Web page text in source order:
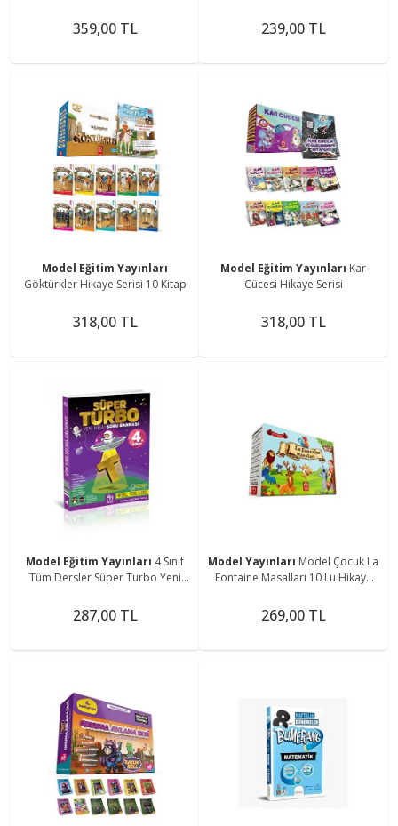
359,00 TL 239,00 TL
Model Eğitim Yayınları
Göktürkler Hikaye Serisi 10 Kitap
318,00 TL
Model Eğitim Yayınları Kar
Cücesi Hikaye Serisi
318,00 TL
Model Eğitim Yayınları 4 Sınıf
Tüm Dersler Süper Turbo Yeni
2025
287,00 TL
Model Yayınları Model Çocuk La
Fontaine Masalları 10 Lu Hikaye
269,00 TL